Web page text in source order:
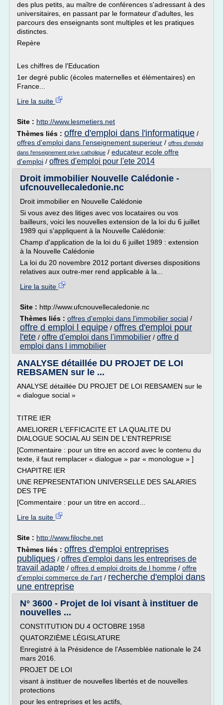
des plus petits, au maître de conférences s'adressant à des
universitaires, en passant par le formateur d'adultes, les
parcours des enseignants sont multiples et les pratiques
distinctes.
Repère
Les chiffres de l'Education
1er degré public (écoles maternelles et élémentaires) en
France...
Lire la suite
Site : http://www.lesmetiers.net
Thèmes liés : offre d'emploi dans l'informatique /
offres d'emploi dans l'enseignement superieur / offres d'emploi
dans l'enseignement prive catholique / educateur ecole offre
d'emploi / offres d'emploi pour l'ete 2014
Droit immobilier Nouvelle Calédonie -
ufcnouvellecaledonie.nc
Droit immobilier en Nouvelle Calédonie
Si vous avez des litiges avec vos locataires ou vos
bailleurs, voici les nouvelles extension de la loi du 6 juillet
1989 qui s'appliquent à la Nouvelle Calédonie:
Champ d'application de la loi du 6 juillet 1989 : extension
à la Nouvelle Calédonie
La loi du 20 novembre 2012 portant diverses dispositions
relatives aux outre-mer rend applicable à la...
Lire la suite
Site : http://www.ufcnouvellecaledonie.nc
Thèmes liés : offres d'emploi dans l'immobilier social /
offre d emploi l equipe / offres d'emploi pour
l'ete / offre d'emploi dans l'immobilier / offre d
emploi dans l immobilier
ANALYSE détaillée DU PROJET DE LOI
REBSAMEN sur le ...
ANALYSE détaillée DU PROJET DE LOI REBSAMEN sur le
« dialogue social »
TITRE IER
AMELIORER L'EFFICACITE ET LA QUALITE DU
DIALOGUE SOCIAL AU SEIN DE L'ENTREPRISE
[Commentaire : pour un titre en accord avec le contenu du
texte, il faut remplacer « dialogue » par « monologue » ]
CHAPITRE IER
UNE REPRESENTATION UNIVERSELLE DES SALARIES
DES TPE
[Commentaire : pour un titre en accord...
Lire la suite
Site : http://www.filoche.net
Thèmes liés : offres d'emploi entreprises
publiques / offres d'emploi dans les entreprises de
travail adapte / offres d emploi droits de l homme / offre
d'emploi commerce de l'art / recherche d'emploi dans
une entreprise
N° 3600 - Projet de loi visant à instituer de
nouvelles ...
CONSTITUTION DU 4 OCTOBRE 1958
QUATORZIÈME LÉGISLATURE
Enregistré à la Présidence de l'Assemblée nationale le 24
mars 2016.
PROJET DE LOI
visant à instituer de nouvelles libertés et de nouvelles
protections
pour les entreprises et les actifs,